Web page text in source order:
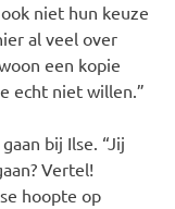
niet hun keuze
al veel over
een kopie
echt niet willen.”
bij Ilse. “Jij
Vertel!
hoopte op